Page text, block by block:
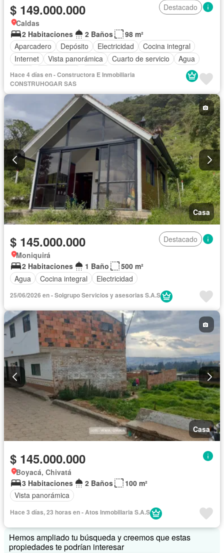
$ 149.000.000
Destacado
Caldas
2 Habitaciones
2 Baños
98 m²
Aparcadero
Depósito Electricidad
Cocina integral
Internet
Vista panorámica Cuarto de servicio
Agua
Patio
Área infantil Jardín
Hace 4 días en - Constructora E Inmobiliaria
CONSTRUHOGAR SAS
Casa
$ 145.000.000
Destacado
Moniquirá
2 Habitaciones
1 Baño
500 m²
Agua
Cocina integral Electricidad
25/06/2026 en - Solgrupo Servicios y asesorias S.A.S
Casa
$ 145.000.000
Boyacá, Chivatá
3 Habitaciones
2 Baños
100 m²
Vista panorámica
Hace 3 días, 23 horas en - Atos Inmobiliaria S.A.S
Hemos ampliado tu búsqueda y creemos que estas
propiedades te podrían interesar